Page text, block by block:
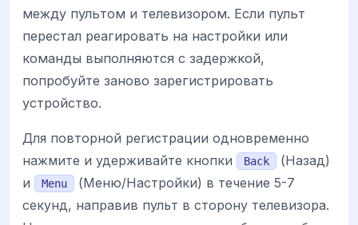
между пультом и телевизором. Если пульт
перестал реагировать на настройки или
команды выполняются с задержкой,
попробуйте заново зарегистрировать
устройство.
Для повторной регистрации одновременно
нажмите и удерживайте кнопки
Back
(Назад)
и
Menu
(Меню/Настройки) в течение 5-7
секунд, направив пульт в сторону телевизора.